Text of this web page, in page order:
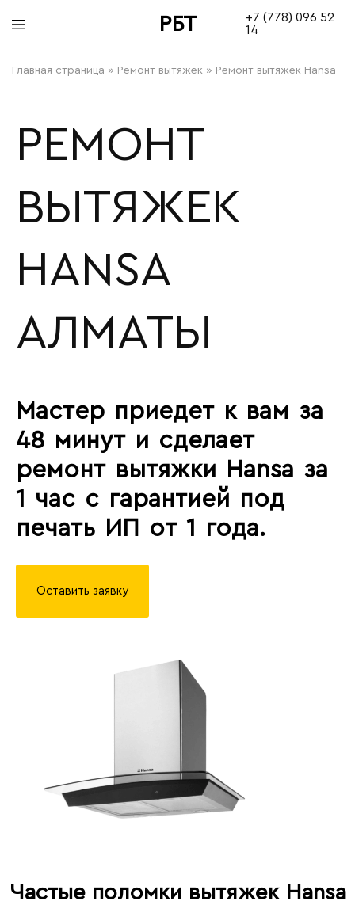
РБТ
+7 (778) 096 52
14
Главная страница » Ремонт вытяжек » Ремонт вытяжек Hansa
РЕМОНТ
ВЫТЯЖЕК
HANSA
АЛМАТЫ
Мастер приедет к вам за
48 минут и сделает
ремонт вытяжки Hansa за
1 час с гарантией под
печать ИП от 1 года.
Оставить заявку
Частые поломки вытяжек Hansa